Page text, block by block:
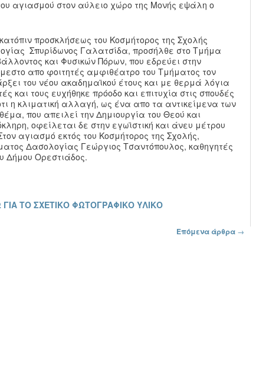
αγιασμού στον αύλειο χώρο της Μονής εψάλη ο
προσκλήσεως του Κοσμήτορος της Σχολής
Σπυρίδωνος Γαλατσίδα, προσήλθε στο Τμήμα
και Φυσικών Πόρων, που εδρεύει στην
απο φοιτητές αμφιθέατρο του Τμήματος τον
του νέου ακαδημαϊκού έτους και με θερμά λόγια
και τους ευχήθηκε πρόοδο και επιτυχία στις σπουδές
η κλιματική αλλαγή, ως ένα απο τα αντικείμενα των
που απειλεί την Δημιουργία του Θεού και
οφείλεται δε στην εγωϊστική και άνευ μέτρου
αγιασμό εκτός του Κοσμήτορος της Σχολής,
Δασολογίας Γεώργιος Τσαντόπουλος, καθηγητές
Δήμου Ορεστιάδος.
ΤΟ ΣΧΕΤΙΚΟ ΦΩΤΟΓΡΑΦΙΚΟ ΥΛΙΚΟ
Επόμενα άρθρα →